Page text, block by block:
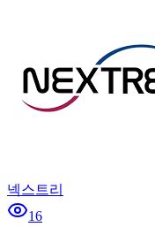
넥스트리
16